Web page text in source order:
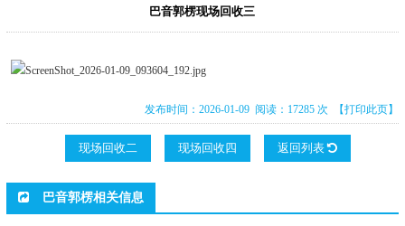
巴音郭楞现场回收三
发布时间：2026-01-09 阅读：17285 次 【打印此页】
现场回收二 现场回收四 返回列表
巴音郭楞相关信息